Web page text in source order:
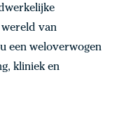
van
een weloverwogen
kliniek en